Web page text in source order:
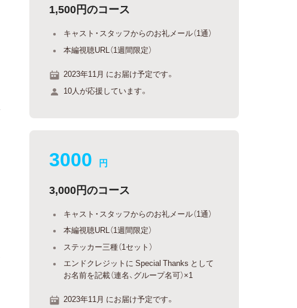
1,500円のコース
キャスト・スタッフからのお礼メール（1通）
本編視聴URL（1週間限定）
2023年11月 にお届け予定です。
10人が応援しています。
3000 円
3,000円のコース
キャスト・スタッフからのお礼メール（1通）
本編視聴URL（1週間限定）
ステッカー三種（1セット）
エンドクレジットに Special Thanks として
お名前を記載（連名、グループ名可）×1
2023年11月 にお届け予定です。